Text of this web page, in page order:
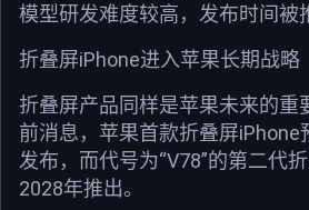
模型研发难度较高，发布时间被
折叠屏iPhone进入苹果长期战略
折叠屏产品同样是苹果未来的重
前消息，苹果首款折叠屏iPhone
发布，而代号为“V78”的第二代
2028年推出。